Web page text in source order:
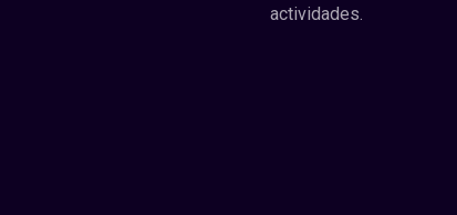
actividades.